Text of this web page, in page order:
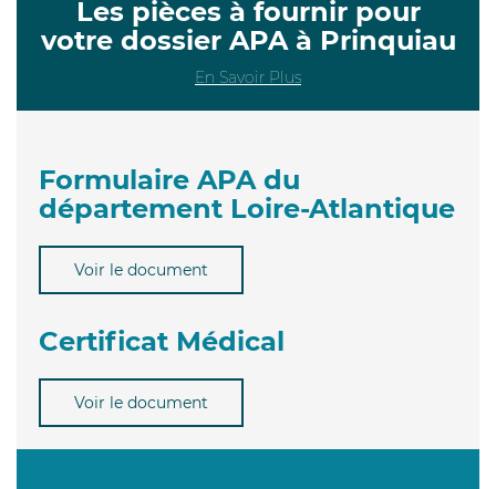
Les pièces à fournir pour
votre dossier APA à Prinquiau
En Savoir Plus
Formulaire APA du
département Loire-Atlantique
Voir le document
Certificat Médical
Voir le document